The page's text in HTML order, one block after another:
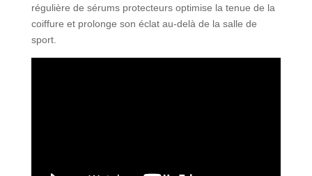
régulière de sérums protecteurs optimise la tenue de la
coiffure et prolonge son éclat au-delà de la salle de
sport.